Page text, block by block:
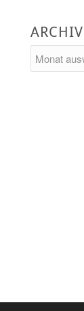
ARCHIV